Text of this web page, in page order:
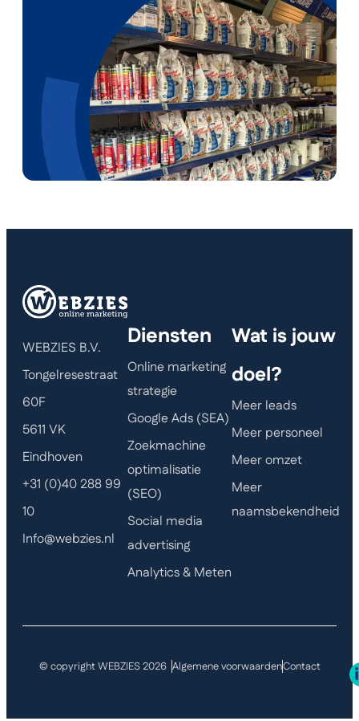
WEBZIES B.V.
Tongelresestraat
60F
5611 VK
Eindhoven
+31 (0)40 288 99
10
Info@webzies.nl
Diensten
Online marketing
strategie
Google Ads (SEA)
Zoekmachine
optimalisatie
(SEO)
Social media
advertising
Analytics & Meten
Wat is jouw
doel?
Meer leads
Meer personeel
Meer omzet
Meer
naamsbekendheid
© copyright WEBZIES 2026 Algemene voorwaardenContact